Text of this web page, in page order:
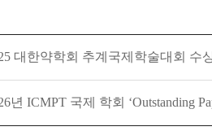
대한약학회 추계국제학술대회 수
년 ICMPT 국제 학회 ‘Outstanding